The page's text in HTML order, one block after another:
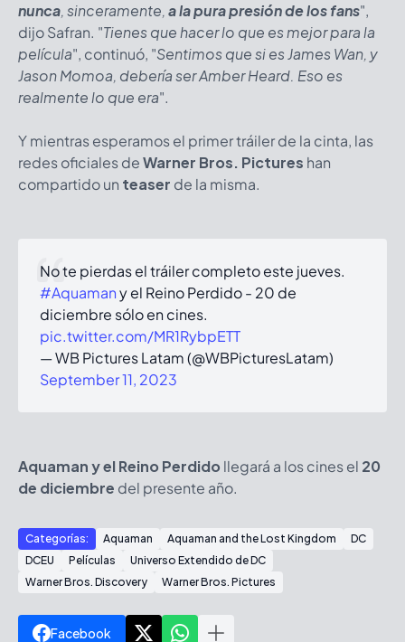
nunca, sinceramente, a la pura presión de los fans",
dijo Safran. "Tienes que hacer lo que es mejor para la
película", continuó, "Sentimos que si es James Wan, y
Jason Momoa, debería ser Amber Heard. Eso es
realmente lo que era".
Y mientras esperamos el primer tráiler de la cinta, las
redes oficiales deWarner Bros. Pictures han
compartido un teaser de la misma.
No te pierdas el tráiler completo este jueves.
#Aquamany el Reino Perdido - 20 de
diciembre sólo en cines.
pic.twitter.com/MR1RybpETT
— WB Pictures Latam (@WBPicturesLatam)
September 11, 2023
Aquaman y el Reino Perdido llegará a los cines el 20
de diciembre del presente año.
Categorías: Aquaman Aquaman and the Lost Kingdom
DC
DCEU
Películas
Universo Extendido de DC
Warner Bros. Discovery
Warner Bros. Pictures
Facebook